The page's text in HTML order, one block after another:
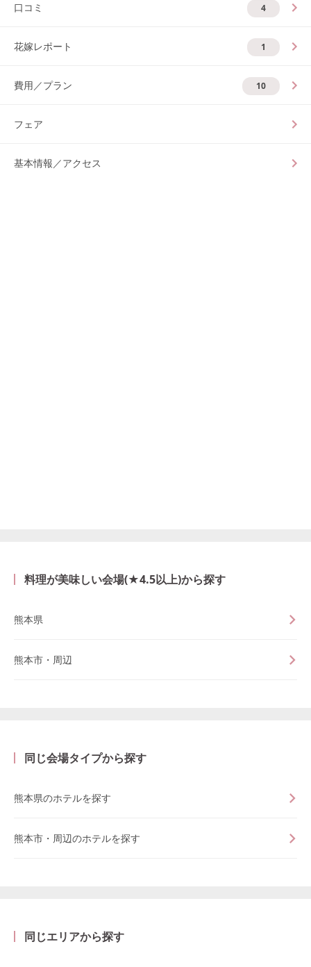
口コミ 4
花嫁レポート 1
費用／プラン 10
フェア
基本情報／アクセス
料理が美味しい会場(★4.5以上)から探す
熊本県
熊本市・周辺
同じ会場タイプから探す
熊本県のホテルを探す
熊本市・周辺のホテルを探す
同じエリアから探す